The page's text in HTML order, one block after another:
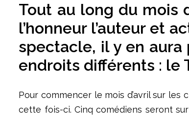
Tout au long du mois
l’honneur l’auteur et
spectacle, il y en aura
endroits différents : le
Pour commencer le mois d’avril sur
cette fois-ci. Cinq comédiens seront